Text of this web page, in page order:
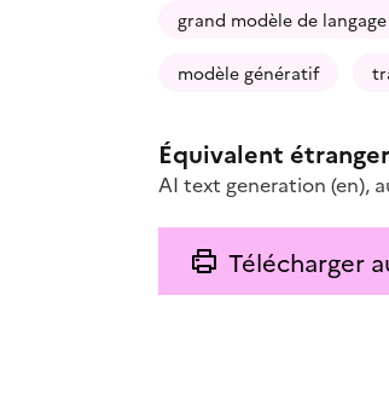
grand modèle de langage
modèle génératif
Équivalent étranger
AI text generation (en),
Télécharger